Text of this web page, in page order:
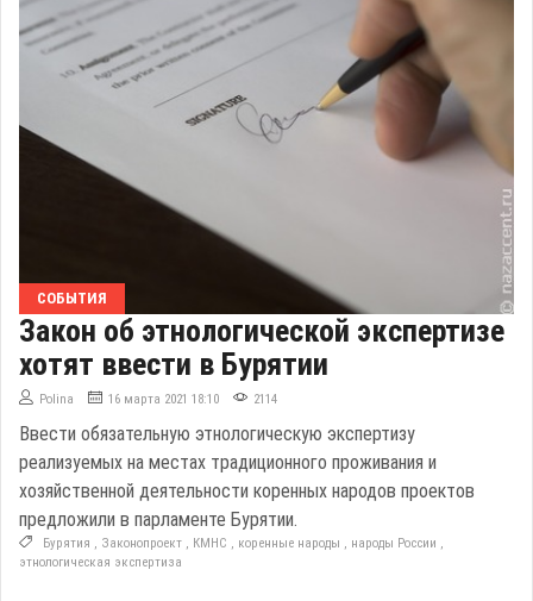
СОБЫТИЯ
Закон об этнологической экспертизе
хотят ввести в Бурятии
Polina 16 марта 2021 18:10 2114
Ввести обязательную этнологическую экспертизу
реализуемых на местах традиционного проживания и
хозяйственной деятельности коренных народов проектов
предложили в парламенте Бурятии.
Бурятия , Законопроект , КМНС , коренные народы , народы России ,
этнологическая экспертиза